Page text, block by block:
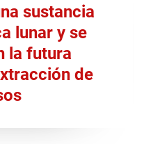
sustancia
lunar y se
la futura
de